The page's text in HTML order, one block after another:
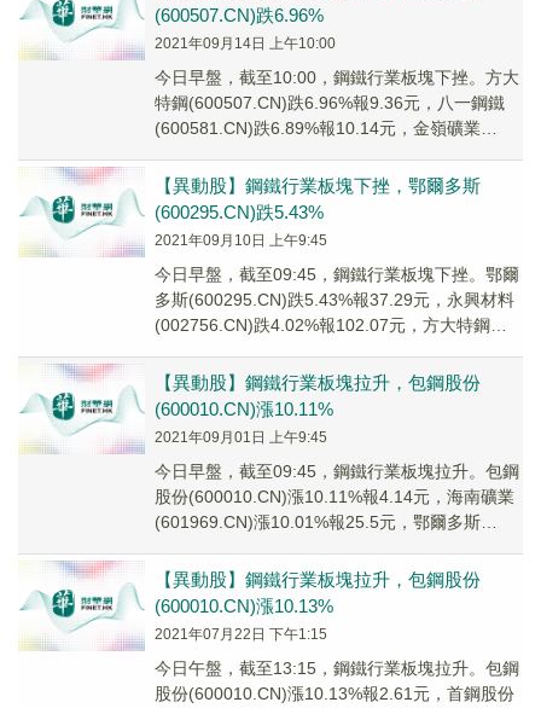
(600507.CN)跌6.96%
2021年09月14日 上午10:00
今日早盤，截至10:00，鋼鐵行業板塊下挫。方大
特鋼(600507.CN)跌6.96%報9.36元，八一鋼鐵
(600581.CN)跌6.89%報10.14元，金嶺礦業
【異動股】鋼鐵行業板塊下挫，鄂爾多斯
(600295.CN)跌5.43%
2021年09月10日 上午9:45
今日早盤，截至09:45，鋼鐵行業板塊下挫。鄂爾
多斯(600295.CN)跌5.43%報37.29元，永興材料
(002756.CN)跌4.02%報102.07元，方大特鋼
【異動股】鋼鐵行業板塊拉升，包鋼股份
(600010.CN)漲10.11%
2021年09月01日 上午9:45
今日早盤，截至09:45，鋼鐵行業板塊拉升。包鋼
股份(600010.CN)漲10.11%報4.14元，海南礦業
(601969.CN)漲10.01%報25.5元，鄂爾多斯
【異動股】鋼鐵行業板塊拉升，包鋼股份
(600010.CN)漲10.13%
2021年07月22日 下午1:15
今日午盤，截至13:15，鋼鐵行業板塊拉升。包鋼
股份(600010.CN)漲10.13%報2.61元，首鋼股份